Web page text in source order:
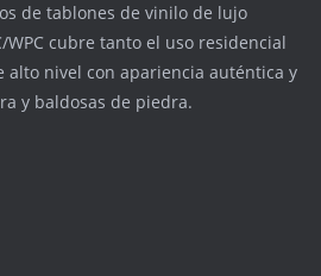
de tablones de vinilo de lujo
WPC cubre tanto el uso residencial
alto nivel con apariencia auténtica y
y baldosas de piedra.